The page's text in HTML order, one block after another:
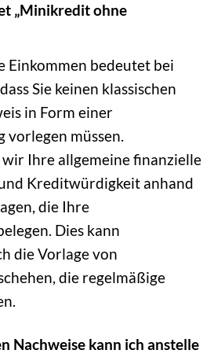
„Minikredit ohne
Einkommen bedeutet bei
Sie keinen klassischen
in Form einer
vorlegen müssen.
Ihre allgemeine finanzielle
Kreditwürdigkeit anhand
die Ihre
Dies kann
die Vorlage von
die regelmäßige
Nachweise kann ich anstelle